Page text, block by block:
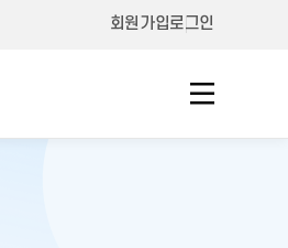
회원가입로그인